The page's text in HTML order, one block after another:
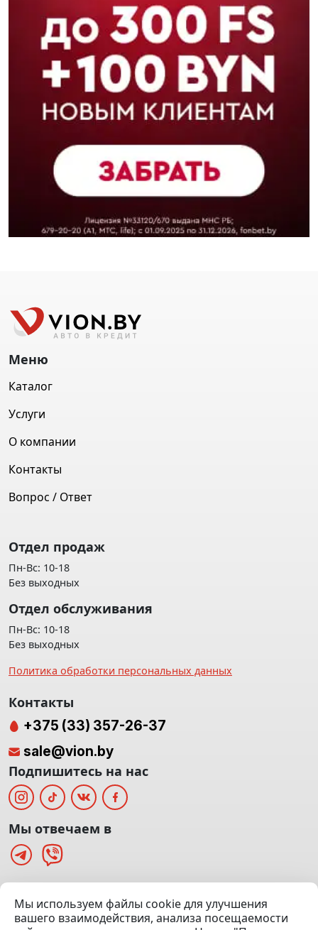
(Офис: 5 этаж | Осмотр авто: 5 этаж)
Меню
Каталог
Услуги
О компании
Контакты
Вопрос / Ответ
Отдел продаж
Пн-Вс: 10-18
Без выходных
Отдел обслуживания
Пн-Вс: 10-18
Без выходных
Политика обработки персональных данных
Мы используем файлы cookie для улучшения
вашего взаимодействия, анализа посещаемости
Контакты
+375 (33) 357-26-37
sale@vion.by
Подпишитесь на нас
Мы отвечаем в